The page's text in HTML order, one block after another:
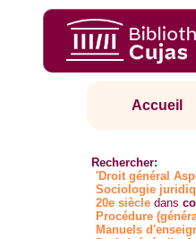
Accueil
Rechercher:
'Droit général
Sociologie
20e siècle dans
Procédure
Manuels